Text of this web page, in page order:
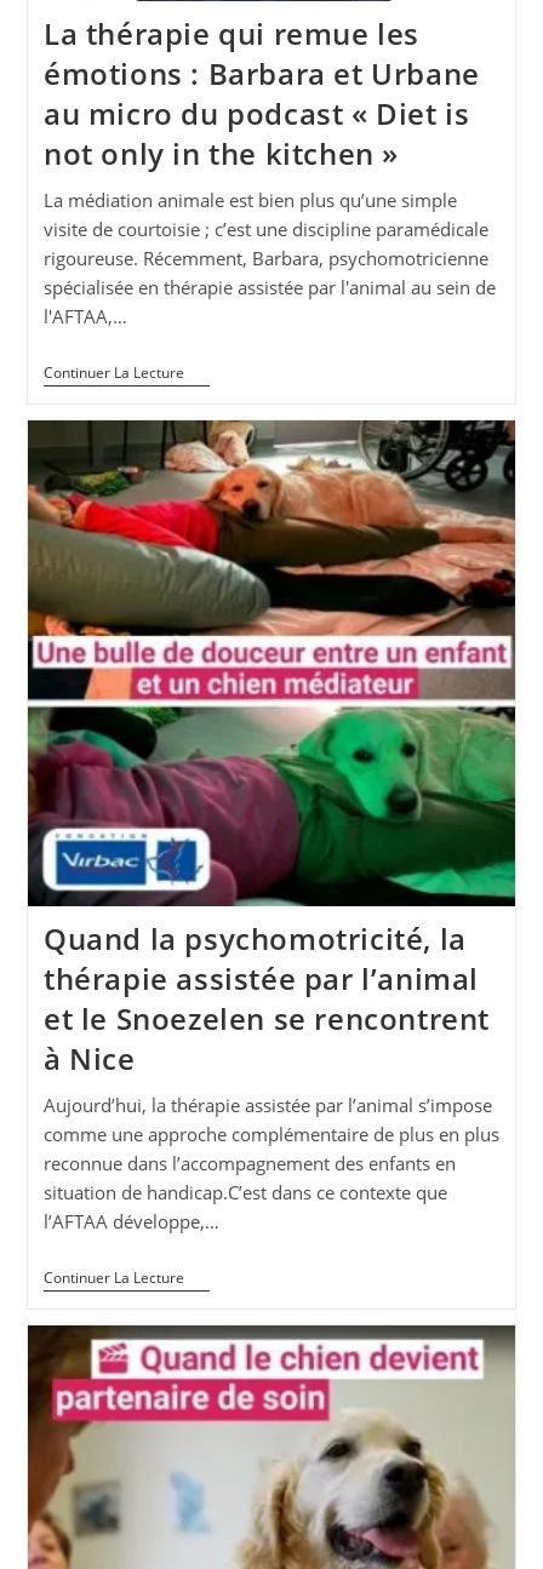
La thérapie qui remue les
émotions : Barbara et Urbane
au micro du podcast « Diet is
not only in the kitchen »
La médiation animale est bien plus qu’une simple
visite de courtoisie ; c’est une discipline paramédicale
rigoureuse. Récemment, Barbara, psychomotricienne
spécialisée en thérapie assistée par l'animal au sein de
l'AFTAA,…
Continuer La LectureLa
Thérapie
Remue
Les
Émotions
Barbara
Et
Urbane
Au
Micro
Podcast
« Diet
Is
Not
Only
In
Kitchen »
Quand la psychomotricité, la
thérapie assistée par l’animal
et le Snoezelen se rencontrent
à Nice
Aujourd’hui, la thérapie assistée par l’animal s’impose
comme une approche complémentaire de plus en plus
reconnue dans l’accompagnement des enfants en
situation de handicap.C’est dans ce contexte que
l’AFTAA développe,…
Continuer La LectureQuand
La
La
Thérapie
Assistée
Par
L’animal
Snoezelen
Rencontrent
À